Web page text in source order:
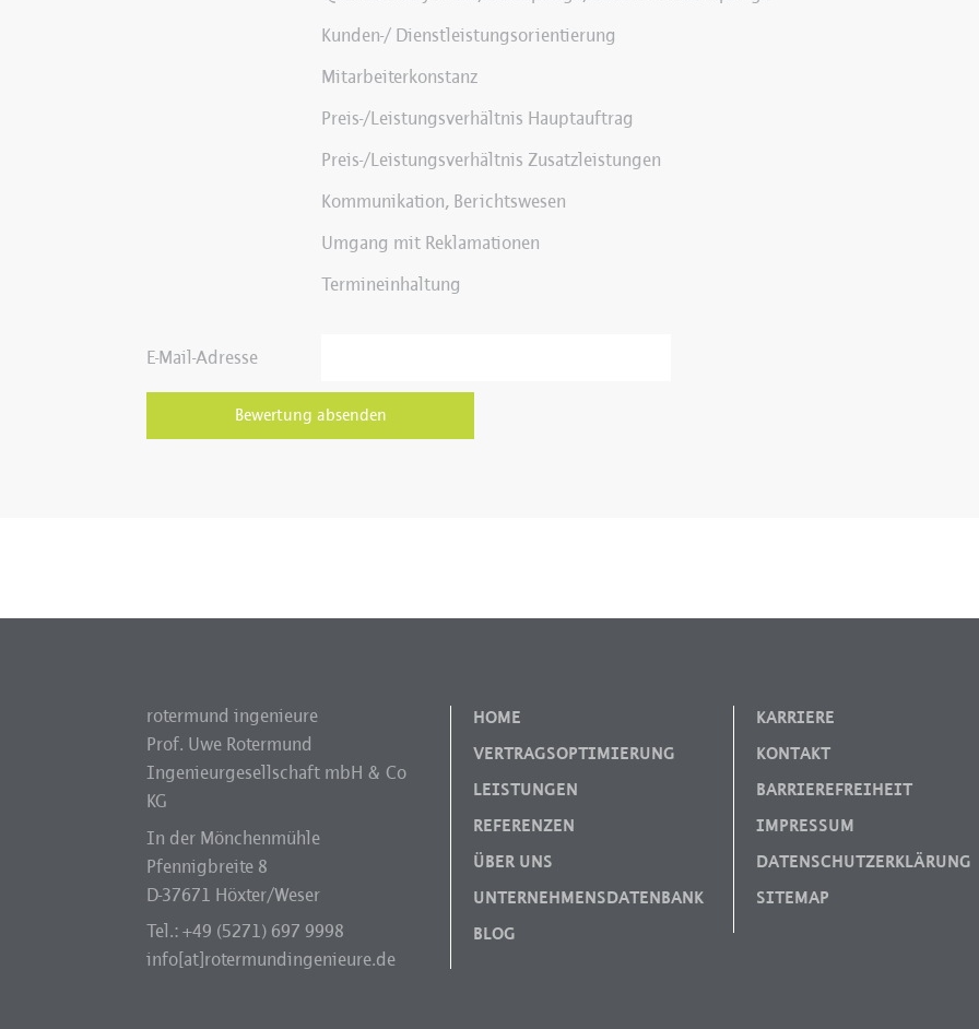
Kunden-/ Dienstleistungsorientierung
Mitarbeiterkonstanz
Preis-/Leistungsverhältnis Hauptauftrag
Preis-/Leistungsverhältnis Zusatzleistungen
Kommunikation, Berichtswesen
Umgang mit Reklamationen
Termineinhaltung
E-Mail-Adresse
rotermund ingenieure
Prof. Uwe Rotermund
Ingenieurgesellschaft mbH & Co
KG
In der Mönchenmühle
Pfennigbreite 8
D-37671 Höxter/Weser
Tel.: +49 (5271) 697 9998
info[at]rotermundingenieure.de
HOME
VERTRAGSOPTIMIERUNG
LEISTUNGEN
REFERENZEN
ÜBER UNS
UNTERNEHMENSDATENBANK
BLOG
KARRIERE
KONTAKT
BARRIEREFREIHEIT
IMPRESSUM
DATENSCHUTZERKLÄRUNG
SITEMAP